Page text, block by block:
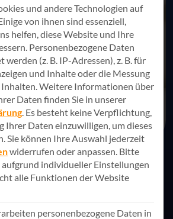
September 2023
und Visplay GmbH
bei IT-
und andere Technologien auf
von ihnen sind essenziell,
helfen, diese Website und Ihre
Personenbezogene Daten
(z. B. IP-Adressen), z. B. für
und Inhalte oder die Messung
Weitere Informationen über
Daten finden Sie in unserer
. Es besteht keine Verpflichtung,
Ihrer Daten einzuwilligen, um dieses
Sie können Ihre Auswahl jederzeit
widerrufen oder anpassen. Bitte
aufgrund individueller Einstellungen
alle Funktionen der Website
personenbezogene Daten in